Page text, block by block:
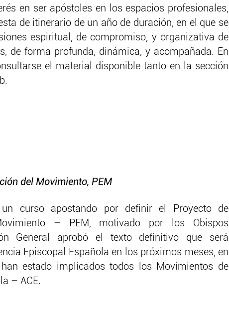
en ser apóstoles en los espacios profesionales,
de itinerario de un año de duración, en el que se
espiritual, de compromiso, y organizativa de
de forma profunda, dinámica, y acompañada. En
el material disponible tanto en la sección
del Movimiento, PEM
curso apostando por definir el Proyecto de
– PEM, motivado por los Obispos
General aprobó el texto definitivo que será
Episcopal Española en los próximos meses, en
estado implicados todos los Movimientos de
– ACE.